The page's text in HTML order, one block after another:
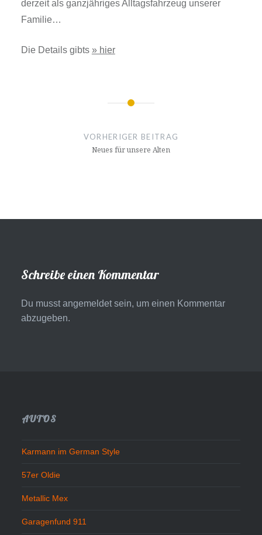
derzeit als ganzjähriges Alltagsfahrzeug unserer
Familie…
Die Details gibts » hier
VORHERIGER BEITRAG
Neues für unsere Alten
Schreibe einen Kommentar
Du musst angemeldetsein, um einen Kommentar
abzugeben.
AUTOS
Karmann im German Style
57er Oldie
Metallic Mex
Garagenfund 911